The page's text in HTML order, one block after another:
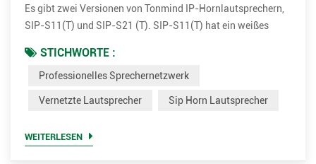
Es gibt zwei Versionen von Tonmind IP-Hornlautsprechern,
SIP-S11(T) und SIP-S21 (T). SIP-S11(T) hat ein weißes
runden Aussehen. Beide Versionen haben optional 15W und
30W Verstärker. Einstecken und senden. Einfach zu
installieren Die IP-Horn-Außenlautsprecher sind sehr
STICHWORTE :
Professionelles Sprechernetzwerk
Vernetzte Lautsprecher Sip Horn Lautsprecher
WEITERLESEN